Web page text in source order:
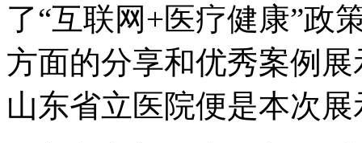
了“互联网 +医疗健康”政
方面的分享和优秀案例
山东省立医院便是本次